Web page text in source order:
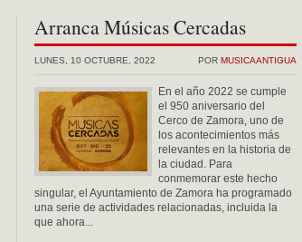
Arranca Músicas Cercadas
POR MUSICAANTIGUA
LUNES, 10 OCTUBRE, 2022
En el año 2022 se cumple
el 950 aniversario del
Cerco de Zamora, uno de
los acontecimientos más
relevantes en la historia de
la ciudad. Para
conmemorar este hecho
singular, el Ayuntamiento de Zamora ha programado
una serie de actividades relacionadas, incluida la
que ahora...